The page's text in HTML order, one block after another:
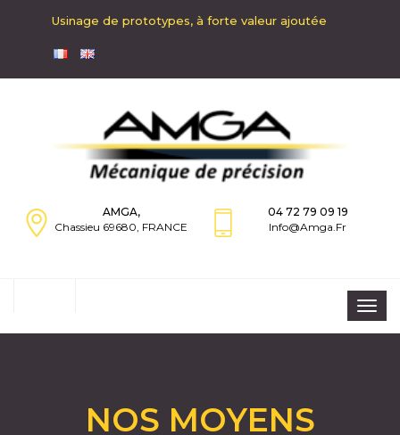
Usinage de prototypes, à forte valeur ajoutée
AMGA,
Chassieu 69680, FRANCE
04 72 79 09 19
Info@amga.fr
NOS MOYENS